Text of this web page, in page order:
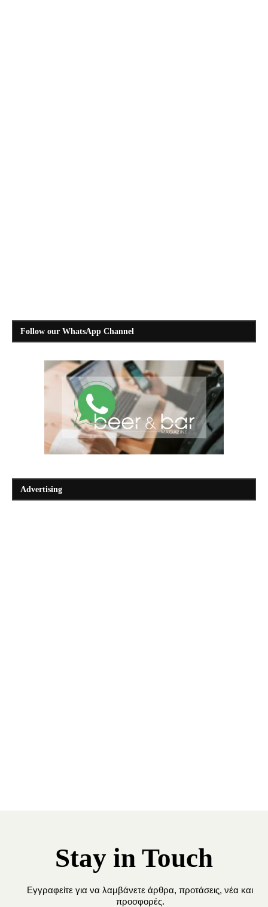
Follow our WhatsApp Channel
Advertising
Stay in Touch
Εγγραφείτε για να λαμβάνετε άρθρα, προτάσεις, νέα και
προσφορές.